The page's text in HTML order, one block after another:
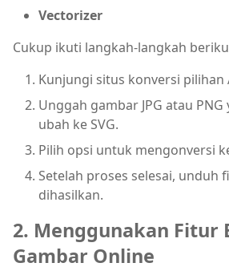
Vectorizer
Cukup ikuti langkah-langkah
Kunjungi situs konversi pilihan
Unggah gambar JPG atau
ubah ke SVG.
Pilih opsi untuk mengonversi
Setelah proses selesai, unduh
dihasilkan.
2. Menggunakan Fitur
Gambar Online